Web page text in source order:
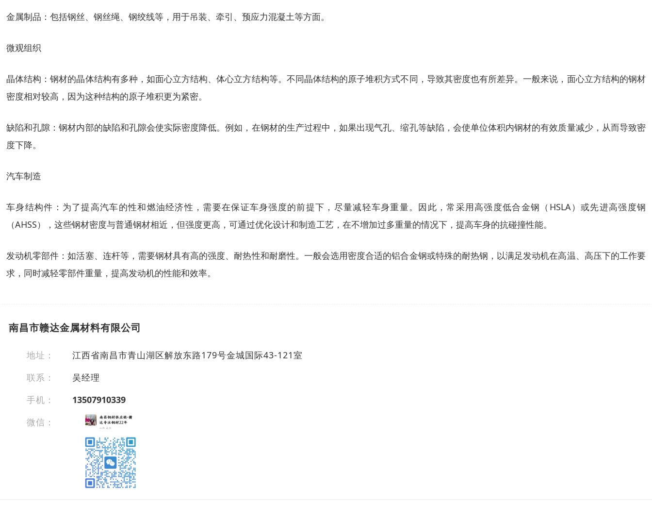
金属制品：包括钢丝、钢丝绳、钢绞线等，用于吊装、牵引、预应力混凝土等方面。
微观组织
晶体结构：钢材的晶体结构有多种，如面心立方结构、体心立方结构等。不同晶体结构的原子堆积方式不同，导致其密度也有所差异。一般来说，面心立方结构的钢材
密度相对较高，因为这种结构的原子堆积更为紧密。
缺陷和孔隙：钢材内部的缺陷和孔隙会使实际密度降低。例如，在钢材的生产过程中，如果出现气孔、缩孔等缺陷，会使单位体积内钢材的有效质量减少，从而导致密
度下降。
汽车制造
车身结构件：为了提高汽车的性和燃油经济性，需要在保证车身强度的前提下，尽量减轻车身重量。因此，常采用高强度低合金钢（HSLA）或先进高强度钢
（AHSS），这些钢材密度与普通钢材相近，但强度更高，可通过优化设计和制造工艺，在不增加过多重量的情况下，提高车身的抗碰撞性能。
发动机零部件：如活塞、连杆等，需要钢材具有高的强度、耐热性和耐磨性。一般会选用密度合适的铝合金钢或特殊的耐热钢，以满足发动机在高温、高压下的工作要
求，同时减轻零部件重量，提高发动机的性能和效率。
南昌市赣达金属材料有限公司
地址：
江西省南昌市青山湖区解放东路179号金城国际43-121室
联系：
吴经理
手机：
13507910339
微信：